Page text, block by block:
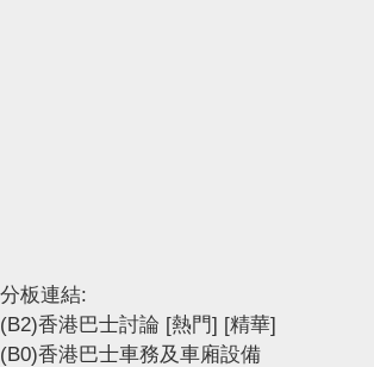
分板連結:
(B2)香港巴士討論 [熱門] [精華]
(B0)香港巴士車務及車廂設備